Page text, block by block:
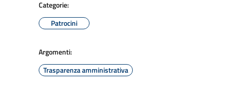
Categorie:
Patrocini
Argomenti:
Trasparenza amministrativa